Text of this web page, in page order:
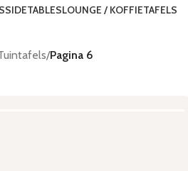
SIDETABLESLOUNGE / KOFFIETAFELS
/Pagina 6